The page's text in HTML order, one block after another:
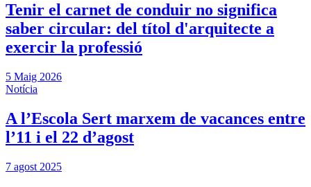
Tenir el carnet de conduir no significa
saber circular: del títol d'arquitecte a
exercir la professió
5 Maig 2026
Notícia
A l’Escola Sert marxem de vacances entre
l’11 i el 22 d’agost
7 agost 2025